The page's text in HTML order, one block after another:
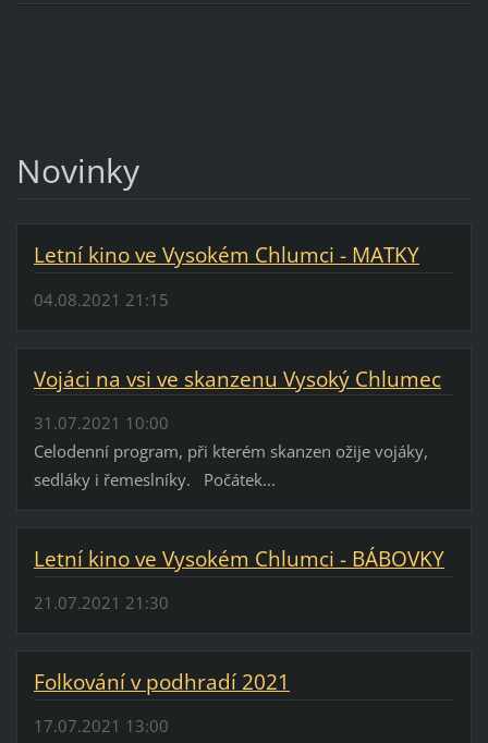
Novinky
Letní kino ve Vysokém Chlumci - MATKY
04.08.2021 21:15
Vojáci na vsi ve skanzenu Vysoký Chlumec
31.07.2021 10:00
Celodenní program, při kterém skanzen ožije vojáky,
sedláky i řemeslníky. Počátek...
Letní kino ve Vysokém Chlumci - BÁBOVKY
21.07.2021 21:30
Folkování v podhradí 2021
17.07.2021 13:00